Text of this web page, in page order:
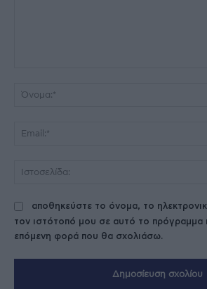
αποθηκεύστε το όνομα, το
τον ιστότοπό μου σε αυτό το πρόγραμμα
επόμενη φορά που θα σχολιάσω.